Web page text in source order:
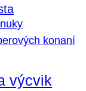
konaní
výcvik